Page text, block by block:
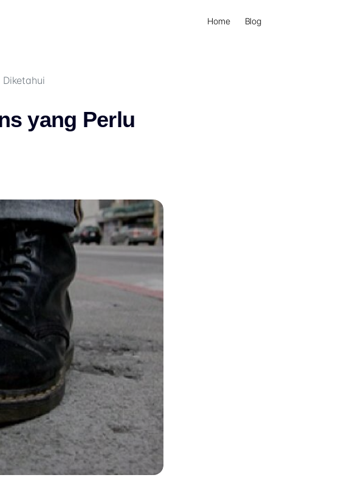
Home Blog
yang Perlu